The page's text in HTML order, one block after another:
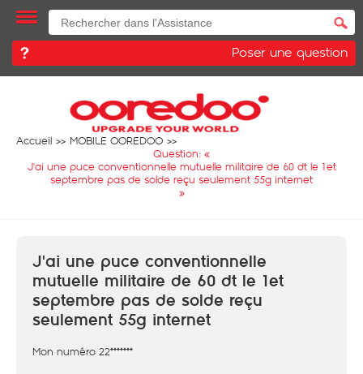
Poser une question
Accueil
MOBILE OOREDOO
Question: «
J'ai une puce conventionnelle mutuelle militaire de 60 dt le 1et
septembre pas de solde reçu seulement 55g internet
»
J'ai une puce conventionnelle
mutuelle militaire de 60 dt le 1et
septembre pas de solde reçu
seulement 55g internet
Mon numéro 22*******